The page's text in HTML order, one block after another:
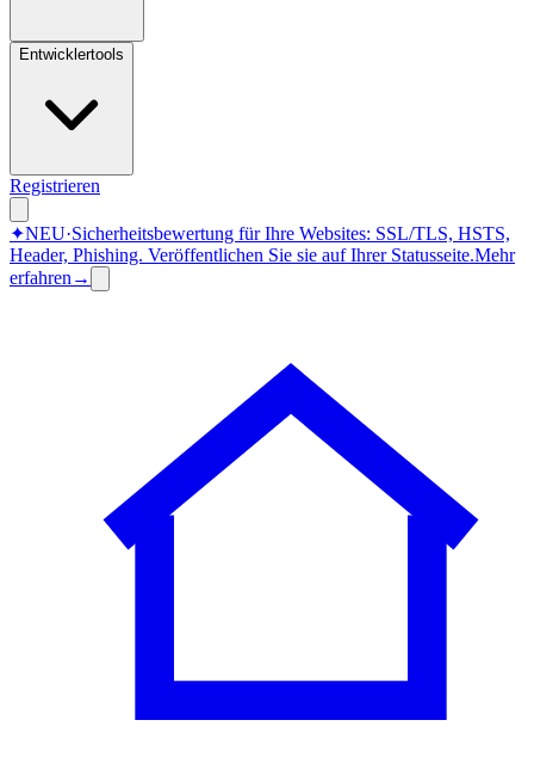
Entwicklertools
Registrieren
✦NEU·Sicherheitsbewertung für Ihre Websites: SSL/TLS, HSTS,
Header, Phishing. Veröffentlichen Sie sie auf Ihrer Statusseite.Mehr
erfahren →